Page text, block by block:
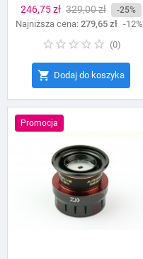
Cena
246,75 zł Cena
podstawowa
329,00 zł -25%
Najniższa cena: 279,65 zł -12%
(0)
 Dodaj do koszyka
Promocja